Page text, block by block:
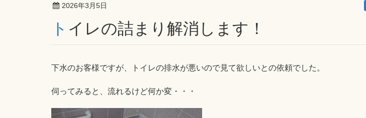
2026年3月5日
トイレの詰まり解消します！
下水のお客様ですが、トイレの排水が悪いので見て欲しいとの依頼でした。
伺ってみると、流れるけど何か変・・・